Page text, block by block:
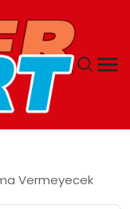
Vermeyecek